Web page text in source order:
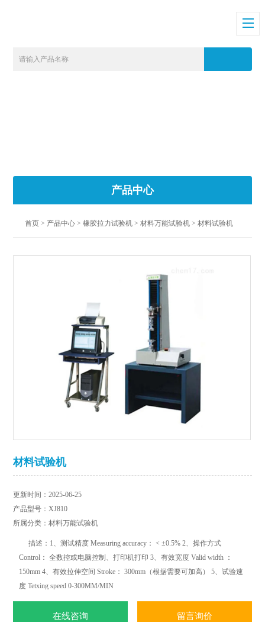
产品中心
首页 > 产品中心 >橡胶拉力试验机 >材料万能试验机 > 材料试验机
材料试验机
更新时间：2025-06-25
产品型号：XJ810
所属分类：材料万能试验机
描述：1、测试精度 Measuring accuracy： < ±0.5% 2、操作方式
Control： 全数控或电脑控制、打印机打印 3、有效宽度 Valid width ：
150mm 4、有效拉伸空间 Stroke： 300mm（根据需要可加高） 5、试验速
度 Tetxing speed 0-300MM/MIN
在线咨询 留言询价